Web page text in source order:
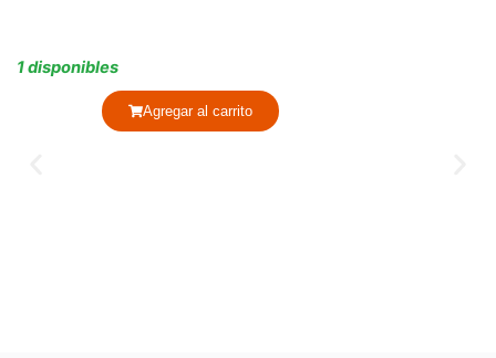
1 disponibles
Agregar al carrito